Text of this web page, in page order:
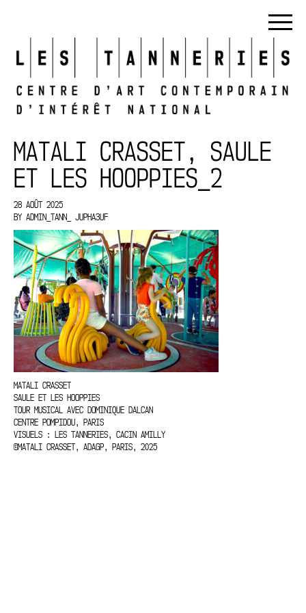
MATALI CRASSET, SAULE
ET LES HOOPPIES_2
28 AOÛT 2025
BY ADMIN_TANN_ JUPHA3UF
MATALI CRASSET
SAULE ET LES HOOPPIES
TOUR MUSICAL AVEC DOMINIQUE DALCAN
CENTRE POMPIDOU, PARIS
VISUELS : LES TANNERIES, CACIN AMILLY
©MATALI CRASSET, ADAGP, PARIS, 2025